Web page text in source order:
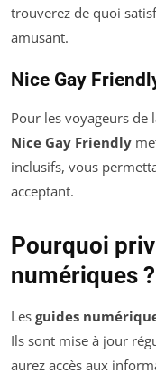
trouverez de quoi
amusant.
Nice Gay
Pour les voyageurs de
Nice Gay Friendly
inclusifs, vous
acceptant.
Pourquoi
numériques ?
Les guides
Ils sont mise à jour
aurez accès aux